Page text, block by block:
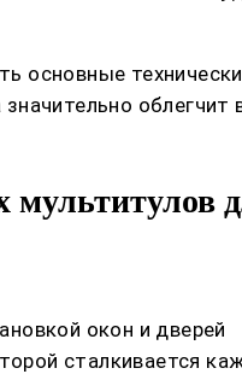
основные
окон и дверей
сталкивается